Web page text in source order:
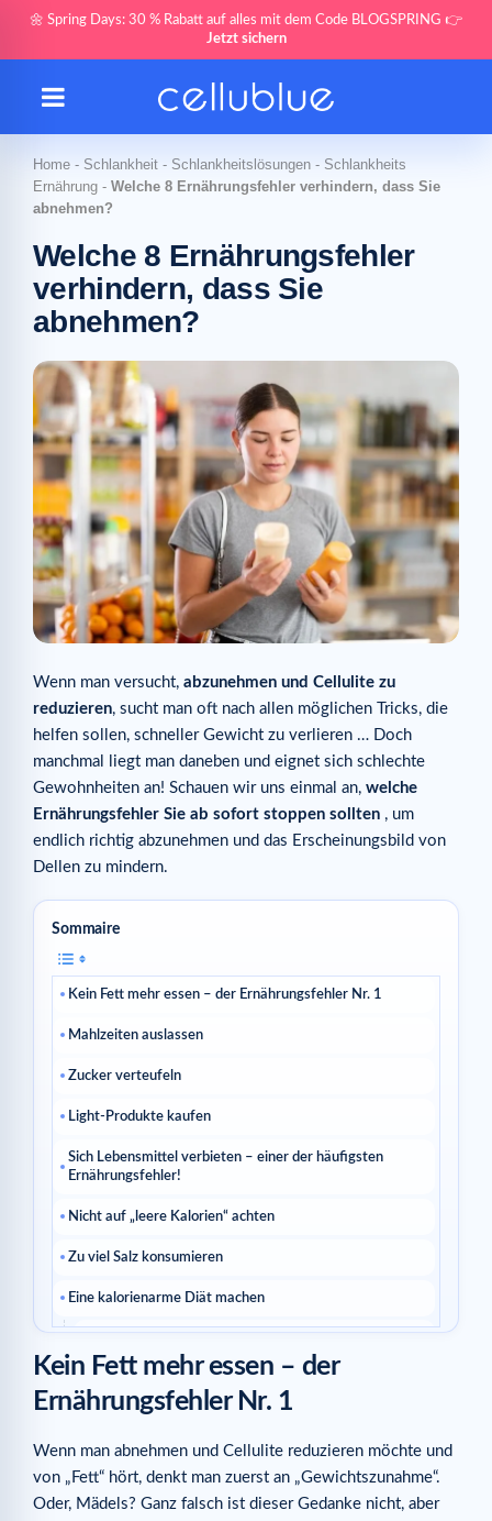
🌼 Spring Days: 30 % Rabatt auf alles mit dem Code BLOGSPRING 👉
Jetzt sichern
Home - Schlankheit - Schlankheitslösungen - Schlankheits
Ernährung - Welche 8 Ernährungsfehler verhindern, dass Sie
abnehmen?
Welche 8 Ernährungsfehler
verhindern, dass Sie
abnehmen?
Wenn man versucht, abzunehmen und Cellulite zu
reduzieren, sucht man oft nach allen möglichen Tricks, die
helfen sollen, schneller Gewicht zu verlieren … Doch
manchmal liegt man daneben und eignet sich schlechte
Gewohnheiten an! Schauen wir uns einmal an, welche
Ernährungsfehler Sie ab sofort stoppen sollten , um
endlich richtig abzunehmen und das Erscheinungsbild von
Dellen zu mindern.
Sommaire
Kein Fett mehr essen – der Ernährungsfehler Nr. 1
Mahlzeiten auslassen
Zucker verteufeln
Light-Produkte kaufen
Sich Lebensmittel verbieten – einer der häufigsten
Ernährungsfehler!
Nicht auf „leere Kalorien“ achten
Zu viel Salz konsumieren
Eine kalorienarme Diät machen
Ähnliche Artikel
Kein Fett mehr essen – der
Ernährungsfehler Nr. 1
Wenn man abnehmen und Cellulite reduzieren möchte und
von „Fett“ hört, denkt man zuerst an „Gewichtszunahme“.
Oder, Mädels? Ganz falsch ist dieser Gedanke nicht, aber